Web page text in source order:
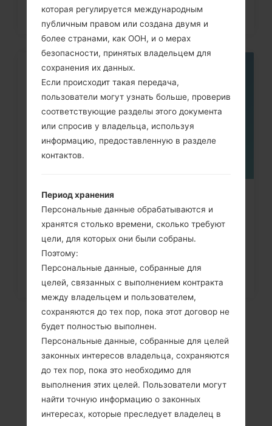
Как удалить все данные с
телефона через меню на LG...
которая регулируется международным
публичным правом или создана двумя и
более странами, как ООН, и о мерах
безопасности, принятых владельцем для
сохранения их данных.
Если происходит такая передача,
пользователи могут узнать больше, проверив
соответствующие разделы этого документа
или спросив у владельца, используя
информацию, предоставленную в разделе
контактов.
Период хранения
Персональные данные обрабатываются и
хранятся столько времени, сколько требуют
цели, для которых они были собраны.
Поэтому:
Персональные данные, собранные для
целей, связанных с выполнением контракта
между владельцем и пользователем,
сохраняются до тех пор, пока этот договор не
будет полностью выполнен.
Персональные данные, собранные для целей
законных интересов владельца, сохраняются
до тех пор, пока это необходимо для
выполнения этих целей. Пользователи могут
найти точную информацию о законных
интересах, которые преследует владелец в